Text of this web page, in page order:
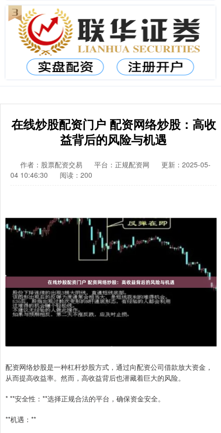
在线炒股配资门户 配资网络炒股：高收
益背后的风险与机遇
作者：股票配资交易 平台：正规配资网
更新：2025-05-
04 10:46:30
阅读：200
配资网络炒股是一种杠杆炒股方式，通过向配资公司借款放大资金，
从而提高收益率。然而，高收益背后也潜藏着巨大的风险。
* **安全性：**选择正规合法的平台，确保资金安全。
**机遇：**